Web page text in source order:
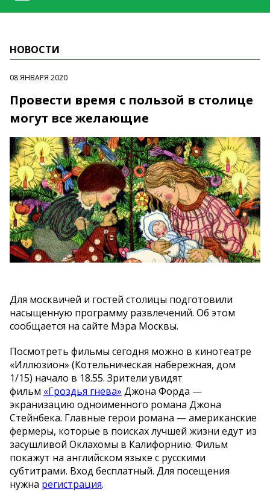
НОВОСТИ
08 ЯНВАРЯ 2020
Провести время с пользой в столице
могут все желающие
Для москвичей и гостей столицы подготовили
насыщенную программу развлечений. Об этом
сообщается на сайте Мэра Москвы.
Посмотреть фильмы сегодня можно в кинотеатре
«Иллюзион» (Котельническая набережная, дом
1/15) начало в 18.55. Зрители увидят
фильм «Гроздья гнева» Джона Форда —
экранизацию одноименного романа Джона
Стейнбека. Главные герои романа — американские
фермеры, которые в поисках лучшей жизни едут из
засушливой Оклахомы в Калифорнию. Фильм
покажут на английском языке с русскими
субтитрами. Вход бесплатный. Для посещения
нужна регистрация.